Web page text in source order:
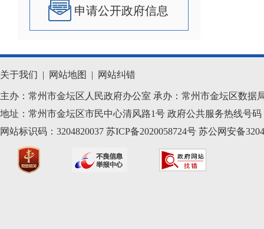
申请公开政府信息
关于我们 | 网站地图 | 网站纠错
主办：常州市金坛区人民政府办公室 承办：常州市金坛区数据
地址：常州市金坛区市民中心清风路1号 政府公共服务热线号码
网站标识码：3204820037 苏ICP备2020058724号 苏公网安备